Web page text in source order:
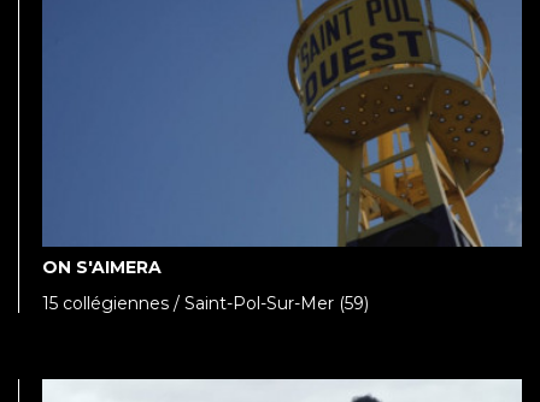
ON S'AIMERA
15 collégiennes / Saint-Pol-Sur-Mer (59)